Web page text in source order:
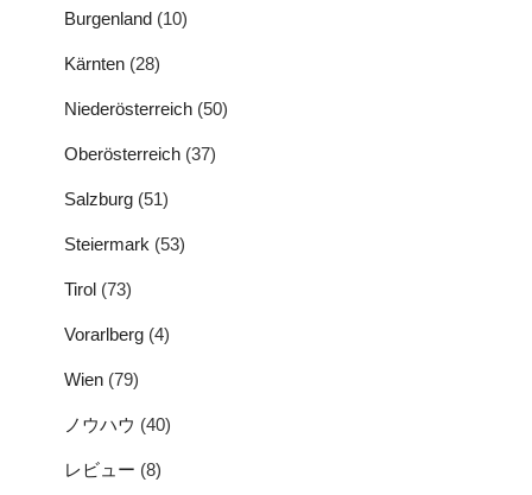
Burgenland (10)
Kärnten (28)
Niederösterreich (50)
Oberösterreich (37)
Salzburg (51)
Steiermark (53)
Tirol (73)
Vorarlberg (4)
Wien (79)
ノウハウ (40)
レビュー (8)